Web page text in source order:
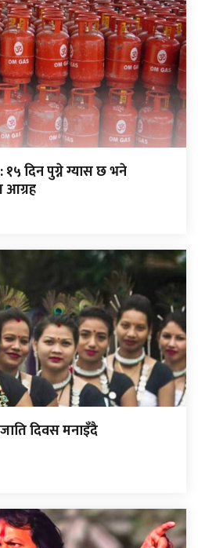
१५ दिन पुग्ने ग्यास छ भने
आग्रह
दिवस मनाइँदै